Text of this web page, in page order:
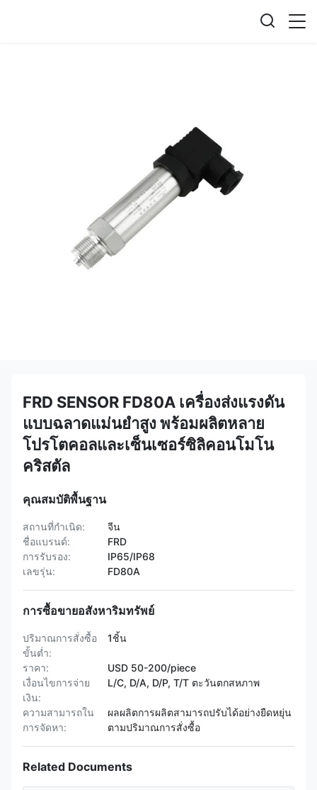
FRD SENSOR FD80A เครื่องส่งแรงดัน
แบบฉลาดแม่นยําสูง พร้อมผลิตหลาย
โปรโตคอลและเซ็นเซอร์ซิลิคอนโมโน
คริสตัล
คุณสมบัติพื้นฐาน
สถานที่กำเนิด:
จีน
ชื่อแบรนด์:
FRD
การรับรอง:
IP65/IP68
เลขรุ่น:
FD80A
การซื้อขายอสังหาริมทรัพย์
ปริมาณการสั่งซื้อ
ขั้นต่ำ:
1ชิ้น
ราคา:
USD 50-200/piece
เงื่อนไขการจ่าย
เงิน:
L/C, D/A, D/P, T/T ตะวันตกสหภาพ
ความสามารถใน
การจัดหา:
ผลผลิตการผลิตสามารถปรับได้อย่างยืดหยุ่น
ตามปริมาณการสั่งซื้อ
Related Documents